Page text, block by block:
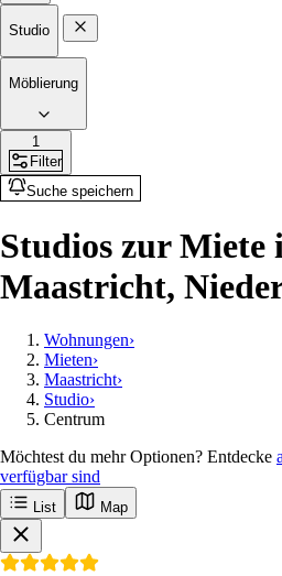
Studio
Möblierung
1
Filter
Suche speichern
Studios zur Miete
Maastricht,
Wohnungen›
Mieten›
Maastricht›
Studio›
Centrum
Möchtest du mehr Optionen? Entdecke
verfügbar sind
List Map